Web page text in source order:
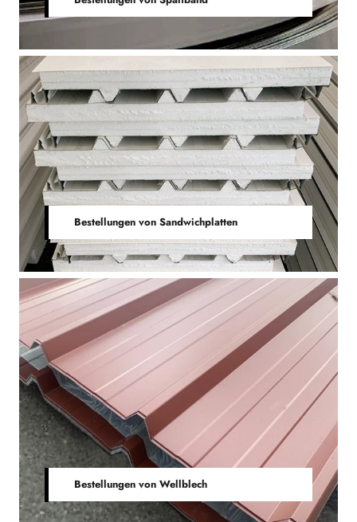
Bestellungen von Sandwichplatten
Bestellungen von Wellblech